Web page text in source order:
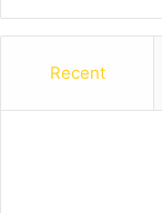
Recent